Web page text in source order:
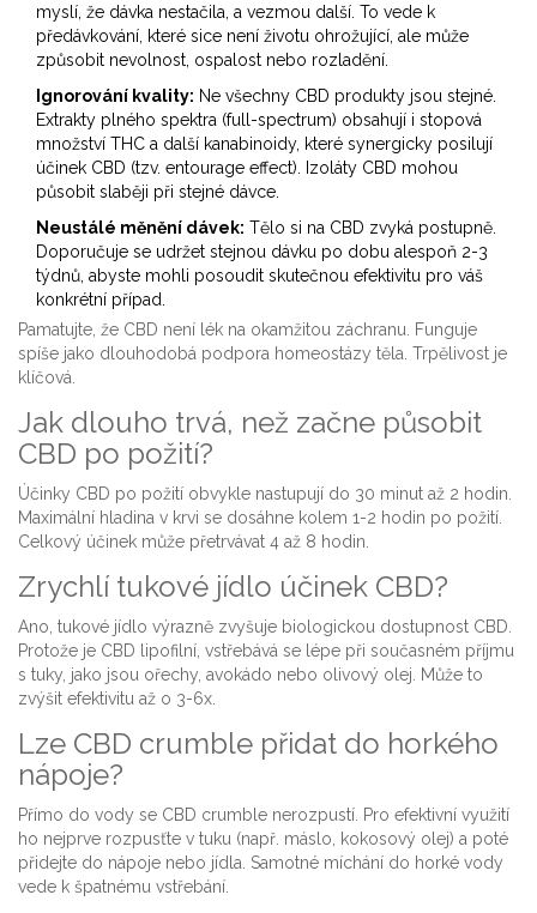
myslí, že dávka nestačila, a vezmou další. To vede k
předávkování, které sice není životu ohrožující, ale může
způsobit nevolnost, ospalost nebo rozladění.
Ignorování kvality: Ne všechny CBD produkty jsou stejné.
Extrakty plného spektra (full-spectrum) obsahují i stopová
množství THC a další kanabinoidy, které synergicky posilují
účinek CBD (tzv. entourage effect). Izoláty CBD mohou
působit slaběji při stejné dávce.
Neustálé měnění dávek: Tělo si na CBD zvyká postupně.
Doporučuje se udržet stejnou dávku po dobu alespoň 2-3
týdnů, abyste mohli posoudit skutečnou efektivitu pro váš
konkrétní případ.
Pamatujte, že CBD není lék na okamžitou záchranu. Funguje
spíše jako dlouhodobá podpora homeostázy těla. Trpělivost je
klíčová.
Jak dlouho trvá, než začne působit
CBD po požití?
Účinky CBD po požití obvykle nastupují do 30 minut až 2 hodin.
Maximální hladina v krvi se dosáhne kolem 1-2 hodin po požití.
Celkový účinek může přetrvávat 4 až 8 hodin.
Zrychlí tukové jídlo účinek CBD?
Ano, tukové jídlo výrazně zvyšuje biologickou dostupnost CBD.
Protože je CBD lipofilní, vstřebává se lépe při současném příjmu
s tuky, jako jsou ořechy, avokádo nebo olivový olej. Může to
zvýšit efektivitu až o 3-6x.
Lze CBD crumble přidat do horkého
nápoje?
Přímo do vody se CBD crumble nerozpustí. Pro efektivní využití
ho nejprve rozpusťte v tuku (např. máslo, kokosový olej) a poté
přidejte do nápoje nebo jídla. Samotné míchání do horké vody
vede k špatnému vstřebání.